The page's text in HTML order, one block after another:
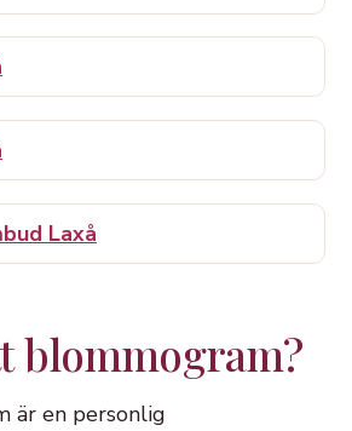
Laxå
blommogram?
är en personlig